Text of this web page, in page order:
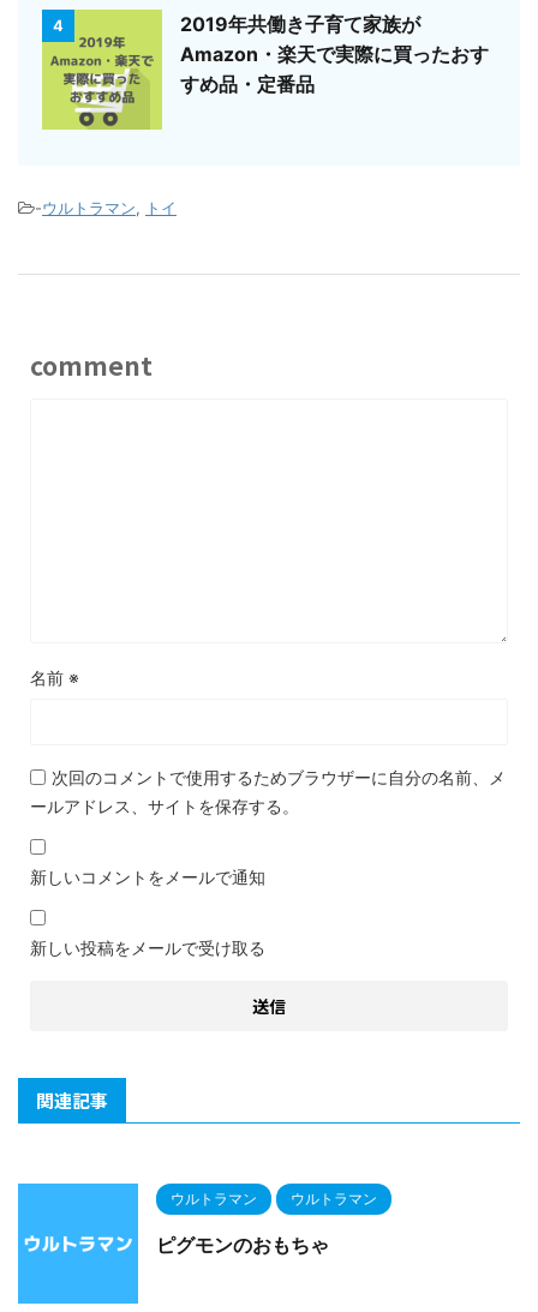
4
2019年共働き子育て家族が
Amazon・楽天で実際に買ったおす
すめ品・定番品
-ウルトラマン, トイ
comment
名前 ※
次回のコメントで使用するためブラウザーに自分の名前、メ
ールアドレス、サイトを保存する。
新しいコメントをメールで通知
新しい投稿をメールで受け取る
関連記事
ウルトラマン ウルトラマン
ピグモンのおもちゃ